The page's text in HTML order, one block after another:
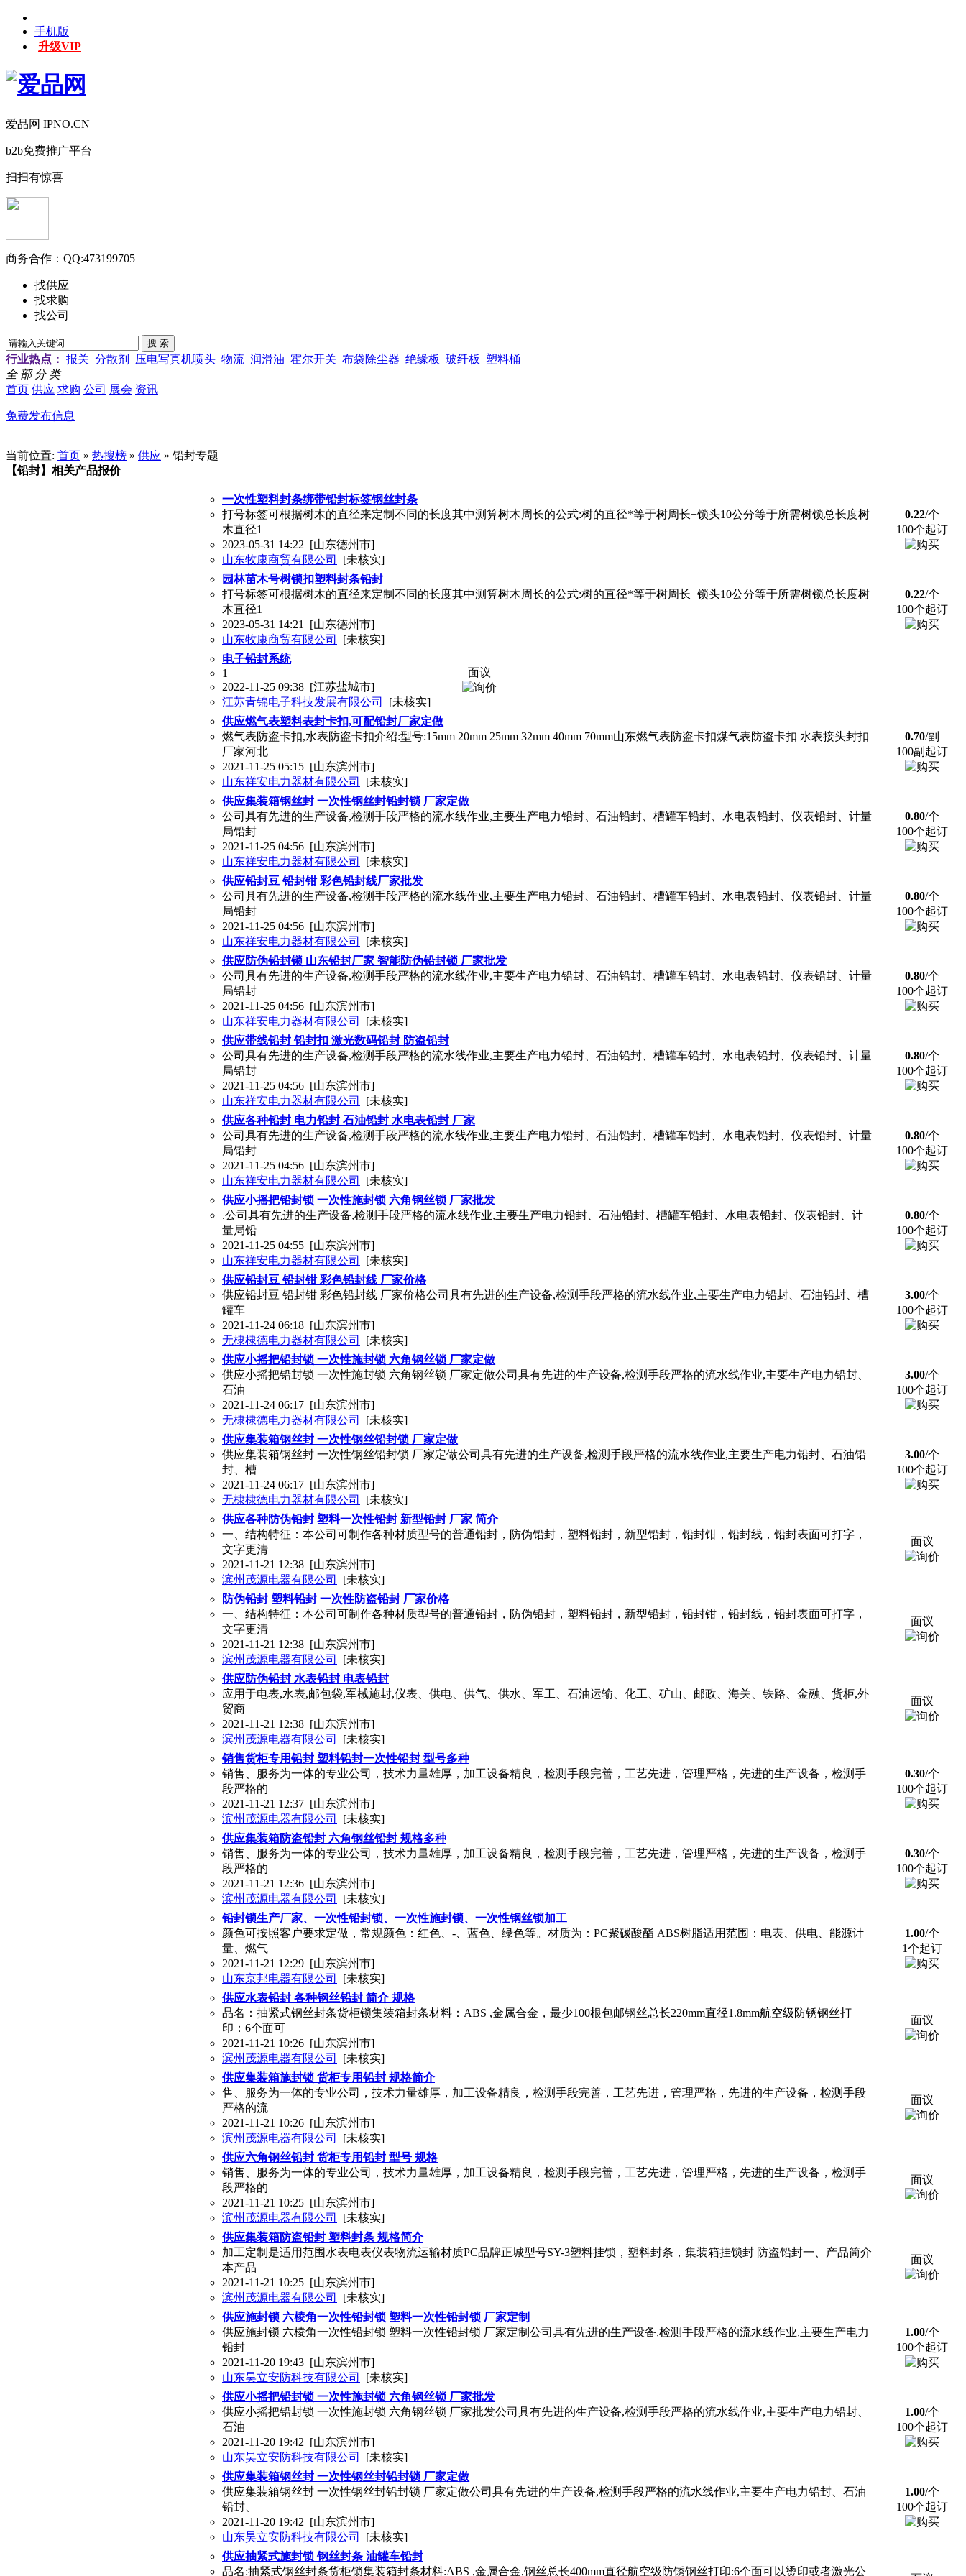
手机版
升级VIP
爱品网 IPNO.CN
b2b免费推广平台
扫扫有惊喜
商务合作： QQ:473199705
找供应
找求购
找公司
行业热点： 报关 分散剂 压电写真机喷头 物流 润滑油 霍尔开关 布袋除尘器 绝缘板 玻纤板
塑料桶
全 部 分 类
首页 供应 求购 公司 展会 资讯
免费发布信息
当前位置: 首页 » 热搜榜 » 供应 » 铅封专题
【铅封】相关产品报价
一次性塑料封条绑带铅封标签钢丝封条
打号标签可根据树木的直径来定制不同的长度其中测算树木周长的公式:树的直径*等于树周长+锁头10公分等于所需树锁总长度树
木直径1
2023-05-31 14:22 [山东德州市]
山东牧康商贸有限公司
[未核实]
0.22/个
100个起订
园林苗木号树锁扣塑料封条铅封
打号标签可根据树木的直径来定制不同的长度其中测算树木周长的公式:树的直径*等于树周长+锁头10公分等于所需树锁总长度树
木直径1
2023-05-31 14:21 [山东德州市]
山东牧康商贸有限公司
[未核实]
0.22/个
100个起订
电子铅封系统
1
2022-11-25 09:38 [江苏盐城市]
江苏青锦电子科技发展有限公司
[未核实]
面议
供应燃气表塑料表封卡扣,可配铅封厂家定做
燃气表防盗卡扣,水表防盗卡扣介绍:型号:15mm 20mm 25mm 32mm 40mm 70mm山东燃气表防盗卡扣煤气表防盗卡扣 水表接头封扣
厂家河北
2021-11-25 05:15 [山东滨州市]
山东祥安电力器材有限公司
[未核实]
0.70/副
100副起订
供应集装箱钢丝封 一次性钢丝封铅封锁 厂家定做
公司具有先进的生产设备,检测手段严格的流水线作业,主要生产电力铅封、石油铅封、槽罐车铅封、水电表铅封、仪表铅封、计量
局铅封
2021-11-25 04:56 [山东滨州市]
山东祥安电力器材有限公司
[未核实]
0.80/个
100个起订
供应铅封豆 铅封钳 彩色铅封线厂家批发
公司具有先进的生产设备,检测手段严格的流水线作业,主要生产电力铅封、石油铅封、槽罐车铅封、水电表铅封、仪表铅封、计量
局铅封
2021-11-25 04:56 [山东滨州市]
山东祥安电力器材有限公司
[未核实]
0.80/个
100个起订
供应防伪铅封锁 山东铅封厂家 智能防伪铅封锁 厂家批发
公司具有先进的生产设备,检测手段严格的流水线作业,主要生产电力铅封、石油铅封、槽罐车铅封、水电表铅封、仪表铅封、计量
局铅封
2021-11-25 04:56 [山东滨州市]
山东祥安电力器材有限公司
[未核实]
0.80/个
100个起订
供应带线铅封 铅封扣 激光数码铅封 防盗铅封
公司具有先进的生产设备,检测手段严格的流水线作业,主要生产电力铅封、石油铅封、槽罐车铅封、水电表铅封、仪表铅封、计量
局铅封
2021-11-25 04:56 [山东滨州市]
山东祥安电力器材有限公司
[未核实]
0.80/个
100个起订
供应各种铅封 电力铅封 石油铅封 水电表铅封 厂家
公司具有先进的生产设备,检测手段严格的流水线作业,主要生产电力铅封、石油铅封、槽罐车铅封、水电表铅封、仪表铅封、计量
局铅封
2021-11-25 04:56 [山东滨州市]
山东祥安电力器材有限公司
[未核实]
0.80/个
100个起订
供应小摇把铅封锁 一次性施封锁 六角钢丝锁 厂家批发
.公司具有先进的生产设备,检测手段严格的流水线作业,主要生产电力铅封、石油铅封、槽罐车铅封、水电表铅封、仪表铅封、计
量局铅
2021-11-25 04:55 [山东滨州市]
山东祥安电力器材有限公司
[未核实]
0.80/个
100个起订
供应铅封豆 铅封钳 彩色铅封线 厂家价格
供应铅封豆 铅封钳 彩色铅封线 厂家价格公司具有先进的生产设备,检测手段严格的流水线作业,主要生产电力铅封、石油铅封、槽
罐车
2021-11-24 06:18 [山东滨州市]
无棣棣德电力器材有限公司
[未核实]
3.00/个
100个起订
供应小摇把铅封锁 一次性施封锁 六角钢丝锁 厂家定做
供应小摇把铅封锁 一次性施封锁 六角钢丝锁 厂家定做公司具有先进的生产设备,检测手段严格的流水线作业,主要生产电力铅封、
石油
2021-11-24 06:17 [山东滨州市]
无棣棣德电力器材有限公司
[未核实]
3.00/个
100个起订
供应集装箱钢丝封 一次性钢丝铅封锁 厂家定做
供应集装箱钢丝封 一次性钢丝铅封锁 厂家定做公司具有先进的生产设备,检测手段严格的流水线作业,主要生产电力铅封、石油铅
封、槽
2021-11-24 06:17 [山东滨州市]
无棣棣德电力器材有限公司
[未核实]
3.00/个
100个起订
供应各种防伪铅封 塑料一次性铅封 新型铅封 厂家 简介
一、结构特征：本公司可制作各种材质型号的普通铅封，防伪铅封，塑料铅封，新型铅封，铅封钳，铅封线，铅封表面可打字，
文字更清
2021-11-21 12:38 [山东滨州市]
滨州茂源电器有限公司
[未核实]
面议
防伪铅封 塑料铅封 一次性防盗铅封 厂家价格
一、结构特征：本公司可制作各种材质型号的普通铅封，防伪铅封，塑料铅封，新型铅封，铅封钳，铅封线，铅封表面可打字，
文字更清
2021-11-21 12:38 [山东滨州市]
滨州茂源电器有限公司
[未核实]
面议
供应防伪铅封 水表铅封 电表铅封
应用于电表,水表,邮包袋,军械施封,仪表、供电、供气、供水、军工、石油运输、化工、矿山、邮政、海关、铁路、金融、货柜,外
贸商
2021-11-21 12:38 [山东滨州市]
滨州茂源电器有限公司
[未核实]
面议
销售货柜专用铅封 塑料铅封一次性铅封 型号多种
销售、服务为一体的专业公司，技术力量雄厚，加工设备精良，检测手段完善，工艺先进，管理严格，先进的生产设备，检测手
段严格的
2021-11-21 12:37 [山东滨州市]
滨州茂源电器有限公司
[未核实]
0.30/个
100个起订
供应集装箱防盗铅封 六角钢丝铅封 规格多种
销售、服务为一体的专业公司，技术力量雄厚，加工设备精良，检测手段完善，工艺先进，管理严格，先进的生产设备，检测手
段严格的
2021-11-21 12:36 [山东滨州市]
滨州茂源电器有限公司
[未核实]
0.30/个
100个起订
铅封锁生产厂家、一次性铅封锁、一次性施封锁、一次性钢丝锁加工
颜色可按照客户要求定做，常规颜色：红色、-、蓝色、绿色等。材质为：PC聚碳酸酯 ABS树脂适用范围：电表、供电、能源计
量、燃气
2021-11-21 12:29 [山东滨州市]
山东京邦电器有限公司
[未核实]
1.00/个
1个起订
供应水表铅封 各种钢丝铅封 简介 规格
品名：抽紧式钢丝封条货柜锁集装箱封条材料：ABS ,金属合金，最少100根包邮钢丝总长220mm直径1.8mm航空级防锈钢丝打
印：6个面可
2021-11-21 10:26 [山东滨州市]
滨州茂源电器有限公司
[未核实]
面议
供应集装箱施封锁 货柜专用铅封 规格简介
售、服务为一体的专业公司，技术力量雄厚，加工设备精良，检测手段完善，工艺先进，管理严格，先进的生产设备，检测手段
严格的流
2021-11-21 10:26 [山东滨州市]
滨州茂源电器有限公司
[未核实]
面议
供应六角钢丝铅封 货柜专用铅封 型号 规格
销售、服务为一体的专业公司，技术力量雄厚，加工设备精良，检测手段完善，工艺先进，管理严格，先进的生产设备，检测手
段严格的
2021-11-21 10:25 [山东滨州市]
滨州茂源电器有限公司
[未核实]
面议
供应集装箱防盗铅封 塑料封条 规格简介
加工定制是适用范围水表电表仪表物流运输材质PC品牌正城型号SY-3塑料挂锁，塑料封条，集装箱挂锁封 防盗铅封一、产品简介
本产品
2021-11-21 10:25 [山东滨州市]
滨州茂源电器有限公司
[未核实]
面议
供应施封锁 六棱角一次性铅封锁 塑料一次性铅封锁 厂家定制
供应施封锁 六棱角一次性铅封锁 塑料一次性铅封锁 厂家定制公司具有先进的生产设备,检测手段严格的流水线作业,主要生产电力
铅封
2021-11-20 19:43 [山东滨州市]
山东昊立安防科技有限公司
[未核实]
1.00/个
100个起订
供应小摇把铅封锁 一次性施封锁 六角钢丝锁 厂家批发
供应小摇把铅封锁 一次性施封锁 六角钢丝锁 厂家批发公司具有先进的生产设备,检测手段严格的流水线作业,主要生产电力铅封、
石油
2021-11-20 19:42 [山东滨州市]
山东昊立安防科技有限公司
[未核实]
1.00/个
100个起订
供应集装箱钢丝封 一次性钢丝封铅封锁 厂家定做
供应集装箱钢丝封 一次性钢丝封铅封锁 厂家定做公司具有先进的生产设备,检测手段严格的流水线作业,主要生产电力铅封、石油
铅封、
2021-11-20 19:42 [山东滨州市]
山东昊立安防科技有限公司
[未核实]
1.00/个
100个起订
供应抽紧式施封锁 钢丝封条 油罐车铅封
品名:抽紧式钢丝封条货柜锁集装箱封条材料:ABS ,金属合金,钢丝总长400mm直径航空级防锈钢丝打印:6个面可以烫印或者激光公